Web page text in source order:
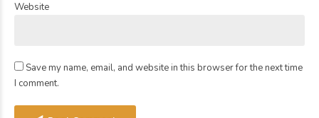
Website
Save my name, email, and website in this browser for the next time
I comment.